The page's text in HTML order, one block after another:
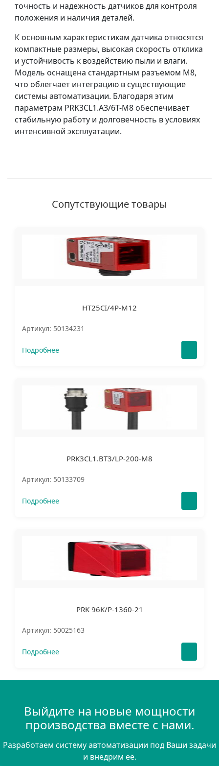
точность и надежность датчиков для контроля
положения и наличия деталей.
К основным характеристикам датчика относятся
компактные размеры, высокая скорость отклика
и устойчивость к воздействию пыли и влаги.
Модель оснащена стандартным разъемом M8,
что облегчает интеграцию в существующие
системы автоматизации. Благодаря этим
параметрам PRK3CL1.A3/6T-M8 обеспечивает
стабильную работу и долговечность в условиях
интенсивной эксплуатации.
Сопутствующие товары
HT25CI/4P-M12
Артикул: 50134231
Подробнее
PRK3CL1.BT3/LP-200-M8
Артикул: 50133709
Подробнее
PRK 96K/P-1360-21
Артикул: 50025163
Подробнее
Выйдите на новые мощности
производства вместе с нами.
Разработаем систему автоматизации под Ваши задачи
и внедрим её.